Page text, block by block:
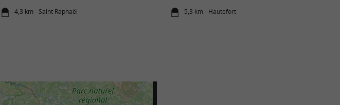
4,3 km - Saint Raphaël 5,3 km - Hautefort